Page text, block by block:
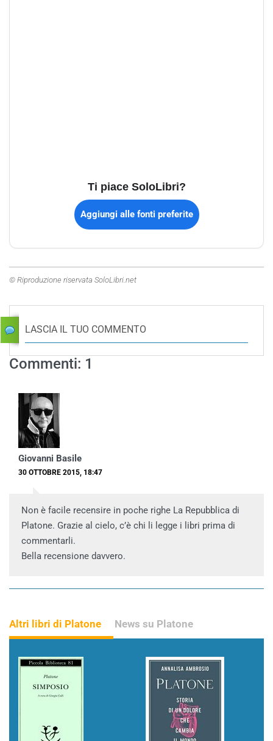
Ti piace SoloLibri?
Aggiungi alle fonti preferite
© Riproduzione riservata SoloLibri.net
LASCIA IL TUO COMMENTO
Commenti: 1
Giovanni Basile
30 OTTOBRE 2015, 18:47
Non è facile recensire in poche righe La Repubblica di
Platone. Grazie al cielo, c’è chi li legge i libri prima di
commentarli.
Bella recensione davvero.
Altri libri di Platone News su Platone